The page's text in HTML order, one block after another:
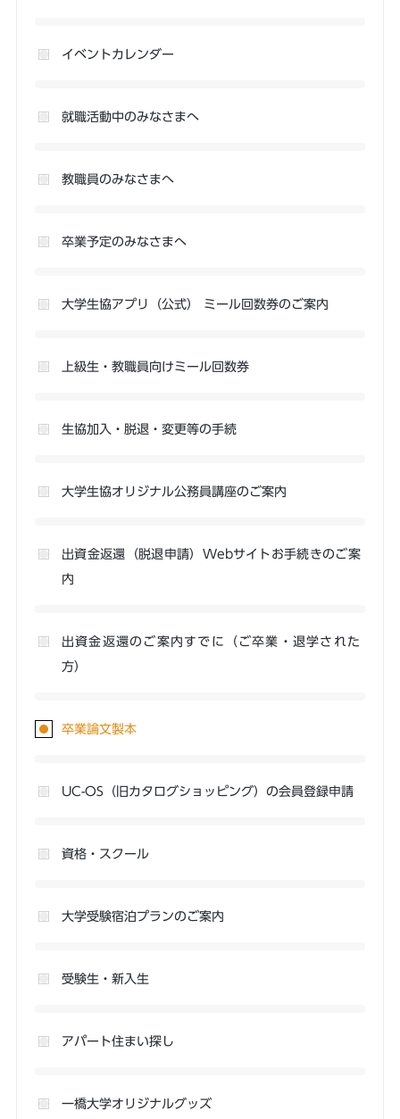
イベントカレンダー
就職活動中のみなさまへ
教職員のみなさまへ
卒業予定のみなさまへ
大学生協アプリ（公式） ミール回数券のご案内
上級生・教職員向けミール回数券
生協加入・脱退・変更等の手続
大学生協オリジナル公務員講座のご案内
出資金返還（脱退申請）Webサイトお手続きのご案
内
出資金返還のご案内すでに（ご卒業・退学された
方）
卒業論文製本
UC-OS（旧カタログショッピング）の会員登録申請
資格・スクール
大学受験宿泊プランのご案内
受験生・新入生
アパート住まい探し
一橋大学オリジナルグッズ